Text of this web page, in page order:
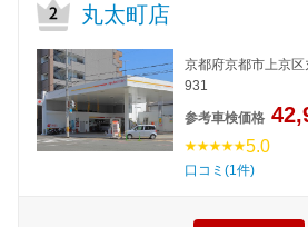
丸太町店
京都府京都市上京
931
参考車検価格
5.0
口コミ(1件)